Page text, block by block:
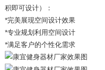
积即可设计）：
*完美展现空间设计效果
*专业规划利用空间设计
*满足客户的个性化需求